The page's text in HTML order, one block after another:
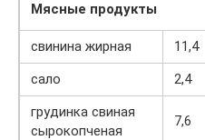
Мясные продукты
свинина жирная 11,4
сало
2,4
грудинка свиная
сырокопченая
7,6